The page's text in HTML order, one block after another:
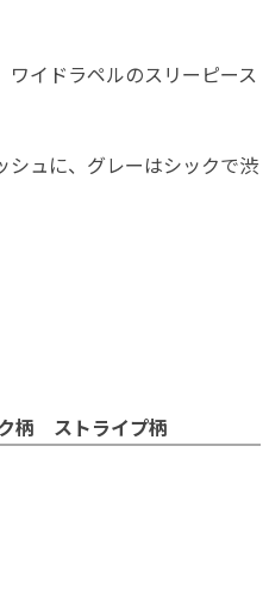
ワイドラペルのスリーピース
シュに、グレーはシックで渋
柄 ストライプ柄